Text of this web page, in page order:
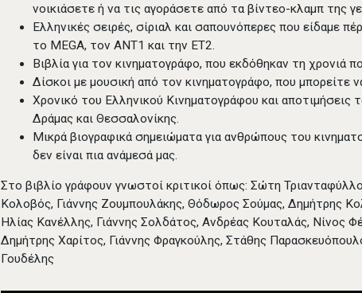
νοικιάσετε ή να τις αγοράσετε από τα βίντεο-κλαμπ της
Ελληνικές σειρές, σίριαλ και σαπουνόπερες που είδαμε
το MEGA, τον ΑΝΤ1 και την ΕΤ2.
Βιβλία για τον κινηματογράφο, που εκδόθηκαν τη χρονιά
Δίσκοι με μουσική από τον κινηματογράφο, που μπορείτε
Χρονικό του Ελληνικού Κινηματογράφου και αποτιμήσεις
Δράμας και Θεσσαλονίκης.
Μικρά βιογραφικά σημειώματα για ανθρώπους του
δεν είναι πια ανάμεσά μας.
Στο βιβλίο γράφουν γνωστοί κριτικοί όπως: Σώτη
Κολοβός, Γιάννης Ζουμπουλάκης, Θόδωρος Σούμας, Δημήτρης
Ηλίας Κανέλλης, Γιάννης Σολδάτος, Ανδρέας Κουταλάς, Νίνος
Δημήτρης Χαρίτος, Γιάννης Φραγκούλης, Στάθης
Γουδέλης